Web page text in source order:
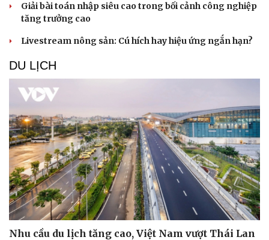
Giải bài toán nhập siêu cao trong bối cảnh công nghiệp
tăng trưởng cao
Livestream nông sản: Cú hích hay hiệu ứng ngắn hạn?
DU LỊCH
Nhu cầu du lịch tăng cao, Việt Nam vượt Thái Lan